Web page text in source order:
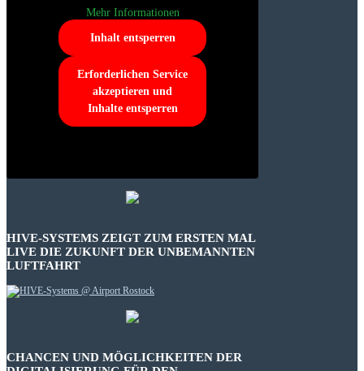
Mehr Informationen
Inhalt entsperren
Erforderlichen Service
akzeptieren und
Inhalte entsperren
HIVE-SYSTEMS ZEIGT ZUM ERSTEN MAL
LIVE DIE ZUKUNFT DER UNBEMANNTEN
LUFTFAHRT
CHANCEN UND MÖGLICHKEITEN DER